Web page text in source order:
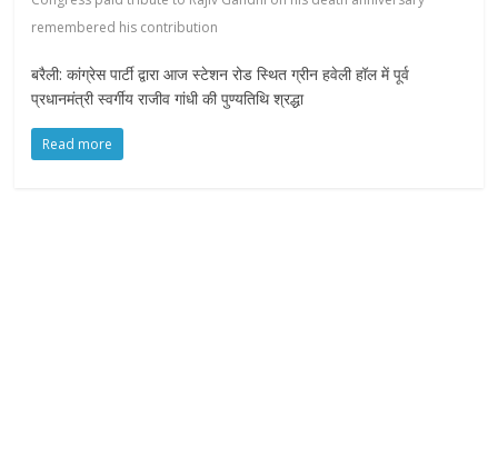
remembered his contribution
बरैली: कांग्रेस पार्टी द्वारा आज स्टेशन रोड स्थित ग्रीन हवेली हॉल में पूर्व
प्रधानमंत्री स्वर्गीय राजीव गांधी की पुण्यतिथि श्रद्धा
Read more